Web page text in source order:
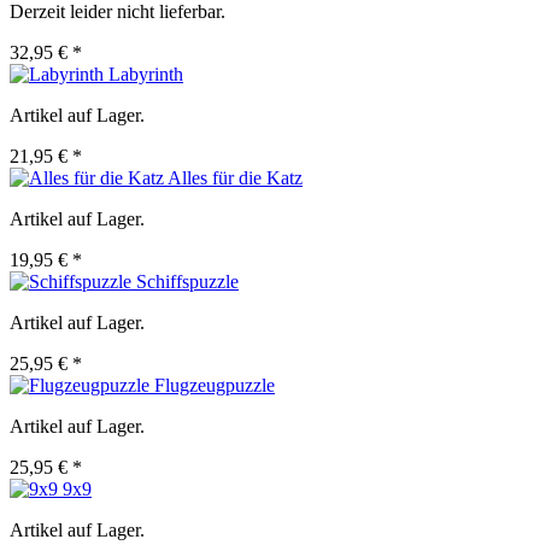
Derzeit leider nicht lieferbar.
32,95 € *
Labyrinth
Artikel auf Lager.
21,95 € *
Alles für die Katz
Artikel auf Lager.
19,95 € *
Schiffspuzzle
Artikel auf Lager.
25,95 € *
Flugzeugpuzzle
Artikel auf Lager.
25,95 € *
9x9
Artikel auf Lager.